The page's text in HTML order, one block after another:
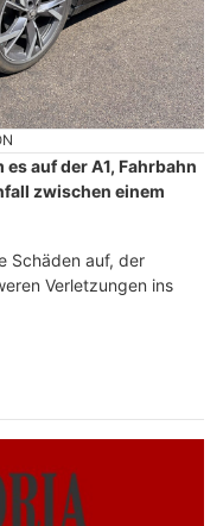
auf der A1, Fahrbahn
zwischen einem
Schäden auf, der
Verletzungen ins